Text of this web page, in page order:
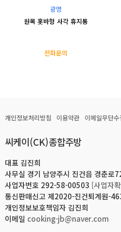
광명
원목 홋바형 사각 휴지통
전화문의
개인정보처리방침 이용약관 이메일무단
씨케이(CK)종합주방
대표 김진희
사무실 경기 남양주시 진건읍 경춘로
사업자번호 292-58-00503 [사업자
통신판매신고 제2020-진건퇴계원-
개인정보보호책임자 김진희
이메일 cooking-jb@naver.com